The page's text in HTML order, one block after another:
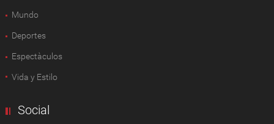
Mundo
Deportes
Espectàculos
Vida y Estilo
Social